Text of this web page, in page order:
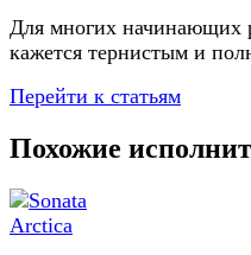
Для многих начинающих
кажется тернистым и
Перейти к статьям
Похожие